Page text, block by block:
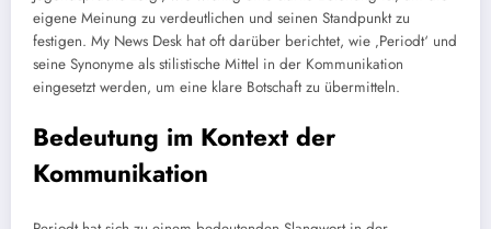
eigene Meinung zu verdeutlichen und seinen Standpunkt zu
festigen. My News Desk hat oft darüber berichtet, wie ‚Periodt‘ und
seine Synonyme als stilistische Mittel in der Kommunikation
eingesetzt werden, um eine klare Botschaft zu übermitteln.
Bedeutung im Kontext der
Kommunikation